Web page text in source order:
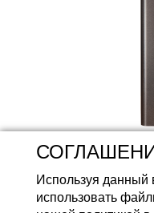
Используя данный
использовать